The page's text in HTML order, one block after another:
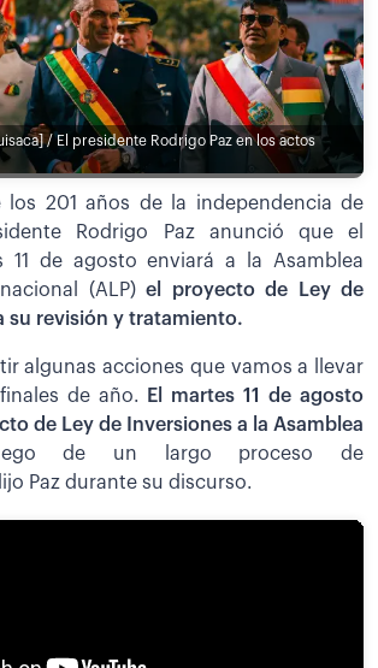
/ El presidente Rodrigo Paz en los actos
los 201 años de la independencia de
Rodrigo Paz anunció que el
11 de agosto enviará a la Asamblea
(ALP)el proyecto de Ley de
su revisión y tratamiento.
algunas acciones que vamos a llevar
de año.
El martes 11 de agosto
de Ley de Inversiones a la Asamblea
de un largo proceso de
Paz durante su discurso.